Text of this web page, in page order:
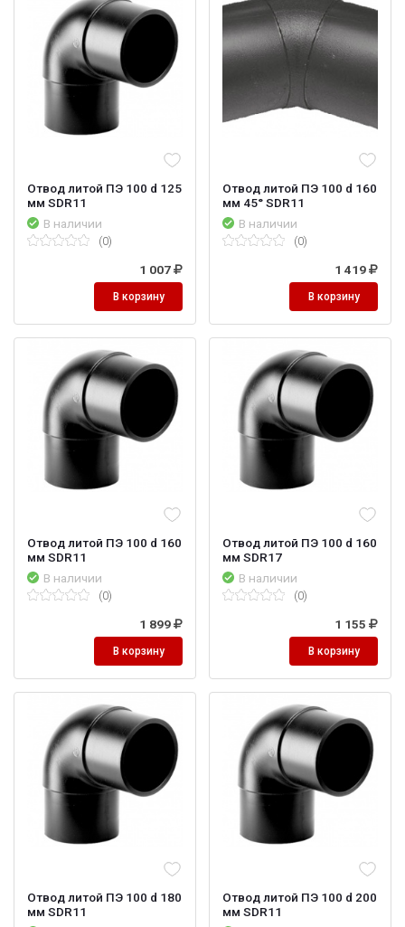
Отвод литой ПЭ 100 d 125
мм SDR11
В наличии
(0)
1 007
В корзину
Отвод литой ПЭ 100 d 160
мм 45° SDR11
В наличии
(0)
1 419
В корзину
Отвод литой ПЭ 100 d 160
мм SDR11
В наличии
(0)
1 899
В корзину
Отвод литой ПЭ 100 d 160
мм SDR17
В наличии
(0)
1 155
В корзину
Отвод литой ПЭ 100 d 180
мм SDR11
Отвод литой ПЭ 100 d 200
мм SDR11